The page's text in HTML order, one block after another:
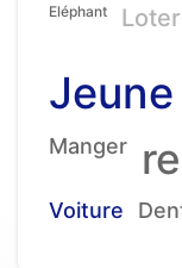
Eléphant
Manger
Voiture